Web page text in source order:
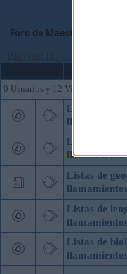
Foro de Maestros25
Páginas: [ 1
Asunto
0 Usuarios y 12 Visitantes están
Listas de
Listas de
Listas de
Listas de
Listas de